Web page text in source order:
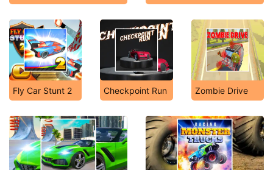
Fly Car Stunt 2 Checkpoint Run Zombie Drive